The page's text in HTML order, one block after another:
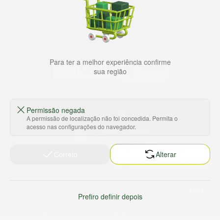
HORTUS COMERCIO DE ALIMENTOS S.A
CNPJ: 09.000.493/0002-15
Ajuda e Suporte
Política de privacidade
Para ter a melhor experiência confirme
sua região
Permissão negada
A permissão de localização não foi concedida. Permita o
acesso nas configurações do navegador.
Alterar
Prefiro definir depois